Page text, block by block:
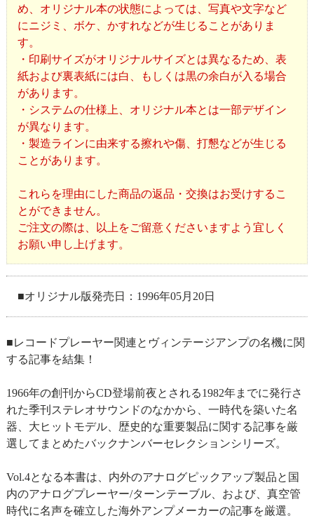
め、オリジナル本の状態によっては、写真や文字など
にニジミ、ボケ、かすれなどが生じることがありま
す。
・印刷サイズがオリジナルサイズとは異なるため、表
紙および裏表紙には白、もしくは黒の余白が入る場合
があります。
・システムの仕様上、オリジナル本とは一部デザイン
が異なります。
・製造ラインに由来する擦れや傷、打懇などが生じる
ことがあります。
これらを理由にした商品の返品・交換はお受けするこ
とができません。
ご注文の際は、以上をご留意くださいますよう宜しく
お願い申し上げます。
■オリジナル版発売日：1996年05月20日
■レコードプレーヤー関連とヴィンテージアンプの名機に関
する記事を結集！
1966年の創刊からCD登場前夜とされる1982年までに発行さ
れた季刊ステレオサウンドのなかから、一時代を築いた名
器、大ヒットモデル、歴史的な重要製品に関する記事を厳
選してまとめたバックナンバーセレクションシリーズ。
Vol.4となる本書は、内外のアナログピックアップ製品と国
内のアナログプレーヤー/ターンテーブル、および、真空管
時代に名声を確立した海外アンプメーカーの記事を厳選。